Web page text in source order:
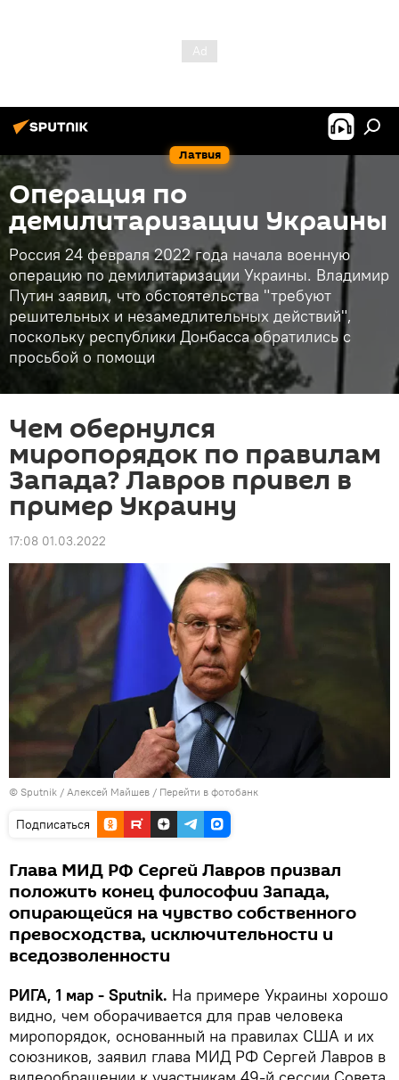
Латвия
Операция по
демилитаризации Украины
Россия 24 февраля 2022 года начала военную
операцию по демилитаризации Украины. Владимир
Путин заявил, что обстоятельства "требуют
решительных и незамедлительных действий",
поскольку республики Донбасса обратились с
просьбой о помощи
Чем обернулся
миропорядок по правилам
Запада? Лавров привел в
пример Украину
17:08 01.03.2022
© Sputnik / Алексей Майшев / Перейти в фотобанк
Подписаться
Глава МИД РФ Сергей Лавров призвал
положить конец философии Запада,
опирающейся на чувство собственного
превосходства, исключительности и
вседозволенности
РИГА, 1 мар - Sputnik. На примере Украины хорошо
видно, чем оборачивается для прав человека
миропорядок, основанный на правилах США и их
союзников, заявил глава МИД РФ Сергей Лавров в